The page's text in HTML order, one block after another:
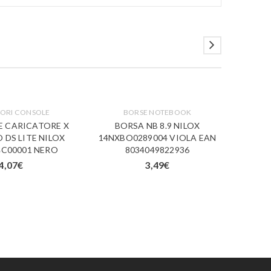
CONSOLE
CARICATORE X
DS LITE NILOX
NERO
€
BORSE NOTEBOOK
BORSA NB 8.9 NILOX
14NXBO0289004 VIOLA EAN
8034049822936
3,49€